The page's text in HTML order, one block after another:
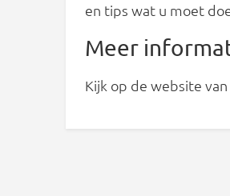
en tips wat u moet
Meer
Kijk op de website van